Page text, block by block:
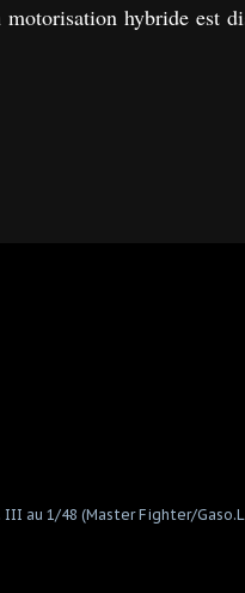
hybride est